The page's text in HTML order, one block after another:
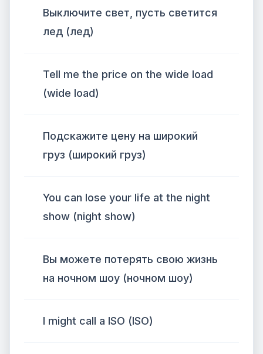
Выключите свет, пусть светится
лед (лед)
Tell me the price on the wide load
(wide load)
Подскажите цену на широкий
груз (широкий груз)
You can lose your life at the night
show (night show)
Вы можете потерять свою жизнь
на ночном шоу (ночном шоу)
I might call a ISO (ISO)